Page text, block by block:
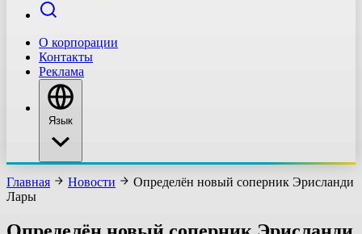
О корпорации
Контакты
Реклама
Язык
Главная Новости
Определён новый соперник Эрисланди
Лары